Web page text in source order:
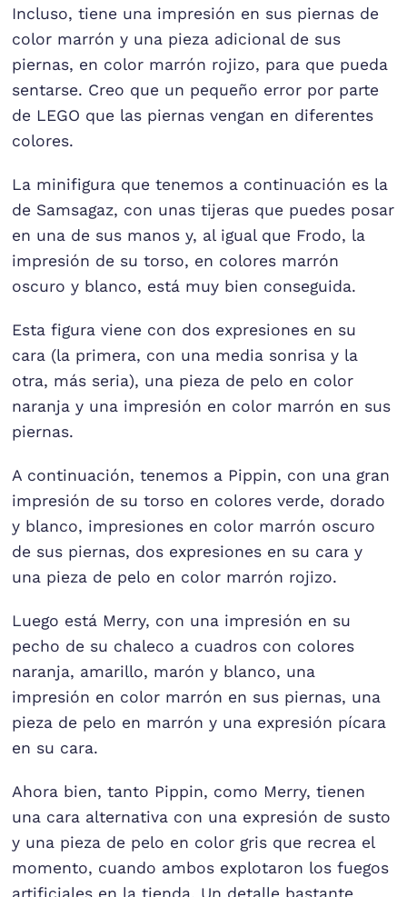
Incluso, tiene una impresión en sus piernas de
color marrón y una pieza adicional de sus
piernas, en color marrón rojizo, para que pueda
sentarse. Creo que un pequeño error por parte
de LEGO que las piernas vengan en diferentes
colores.
La minifigura que tenemos a continuación es la
de Samsagaz, con unas tijeras que puedes posar
en una de sus manos y, al igual que Frodo, la
impresión de su torso, en colores marrón
oscuro y blanco, está muy bien conseguida.
Esta figura viene con dos expresiones en su
cara (la primera, con una media sonrisa y la
otra, más seria), una pieza de pelo en color
naranja y una impresión en color marrón en sus
piernas.
A continuación, tenemos a Pippin, con una gran
impresión de su torso en colores verde, dorado
y blanco, impresiones en color marrón oscuro
de sus piernas, dos expresiones en su cara y
una pieza de pelo en color marrón rojizo.
Luego está Merry, con una impresión en su
pecho de su chaleco a cuadros con colores
naranja, amarillo, marón y blanco, una
impresión en color marrón en sus piernas, una
pieza de pelo en marrón y una expresión pícara
en su cara.
Ahora bien, tanto Pippin, como Merry, tienen
una cara alternativa con una expresión de susto
y una pieza de pelo en color gris que recrea el
momento, cuando ambos explotaron los fuegos